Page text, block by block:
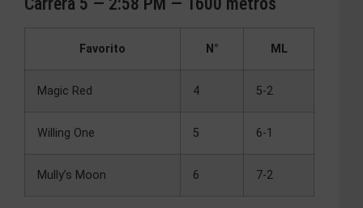
Favorito N° ML
Magic Red 4 5-2
Willing One 5 6-1
Mully’s Moon 6 7-2